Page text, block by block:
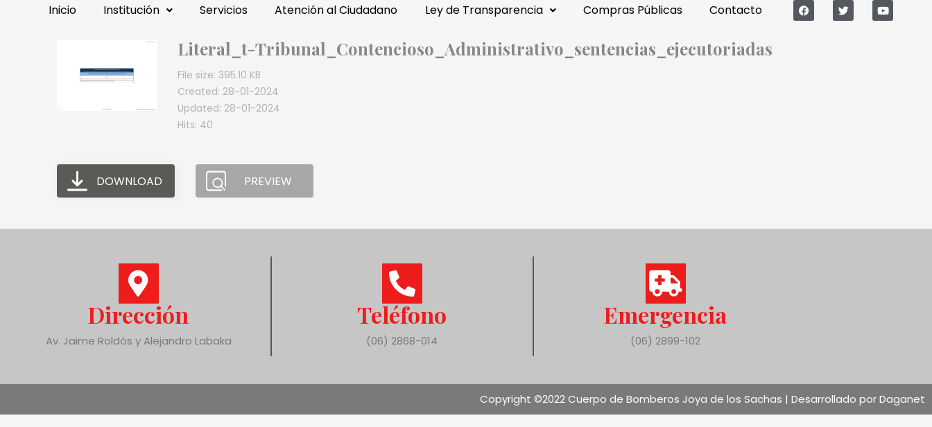
Inicio Institución Servicios Atención al Ciudadano Ley de Transparencia Compras Públicas Contacto
Literal_t-Tribunal_Contencioso_Administrativo_sentencias_ejecutoriadas
File size: 395.10 KB
Created: 28-01-2024
Updated: 28-01-2024
Hits: 40
DOWNLOAD PREVIEW
Dirección
Av. Jaime Roldós y Alejandro Labaka
Teléfono
(06) 2868-014
Emergencia
(06) 2899-102
Copyright ©2022 Cuerpo de Bomberos Joya de los Sachas | Desarrollado por Daganet